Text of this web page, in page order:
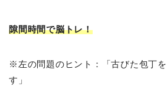
隙間時間で脳トレ！
※左の問題のヒント：「古びた包丁
す」